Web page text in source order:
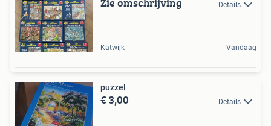
Details
Katwijk Vandaag
puzzel
€ 3,00 Details